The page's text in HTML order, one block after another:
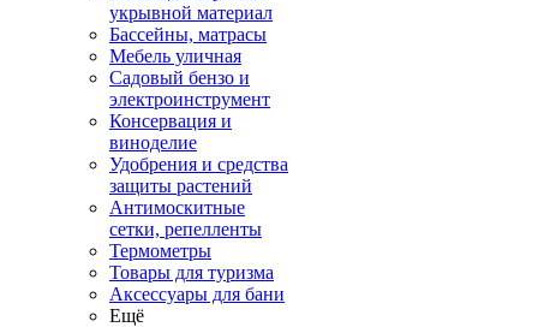
укрывной материал
Бассейны, матрасы
Мебель уличная
Садовый бензо и
электроинструмент
Консервация и
виноделие
Удобрения и средства
защиты растений
Антимоскитные
сетки, репелленты
Термометры
Товары для туризма
Аксессуары для бани
Ещё